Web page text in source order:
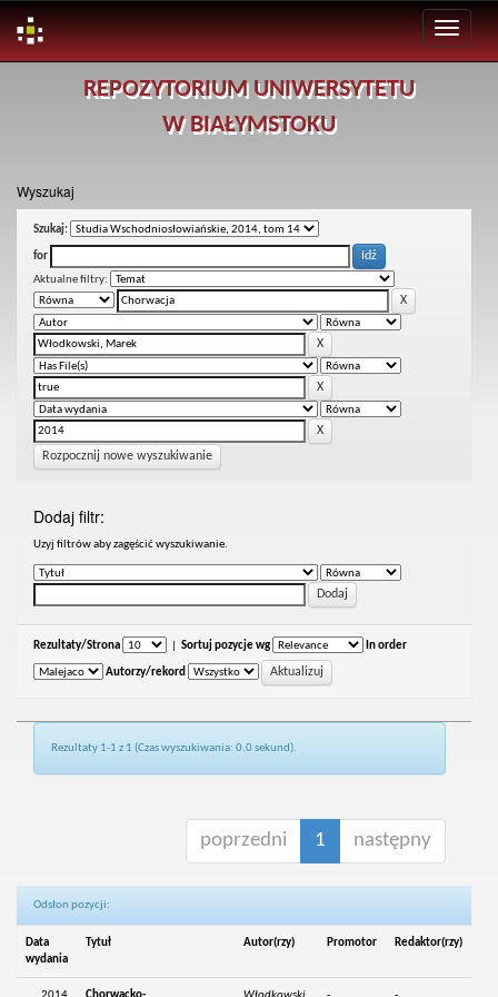
REPOZYTORIUM UNIWERSYTETU
W BIAŁYMSTOKU
Wyszukaj
Szukaj:
for
Aktualne filtry:
Rozpocznij nowe wyszukiwanie
Dodaj filtr:
Uzyj filtrów aby zagęścić wyszukiwanie.
Rezultaty/Strona Sortuj pozycje wg In order
Autorzy/rekord
Rezultaty 1-1 z 1 (Czas wyszukiwania: 0.0 sekund).
poprzedni 1 następny
Odsłon pozycji:
Data
wydania
Tytuł Autor(rzy) Promotor Redaktor(rzy)